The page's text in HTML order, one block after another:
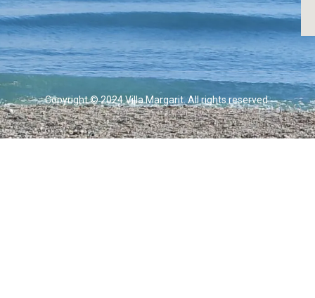
Copyright © 2024 Villa Margarit. All rights reserved.